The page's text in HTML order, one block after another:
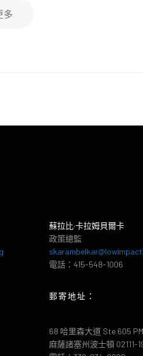
多
蘇拉比·卡拉姆貝爾卡
政策總監
電話：415-548-1006
郵寄地址：
68 哈里森大道 Ste 605
麻薩諸塞州波士頓 02111-